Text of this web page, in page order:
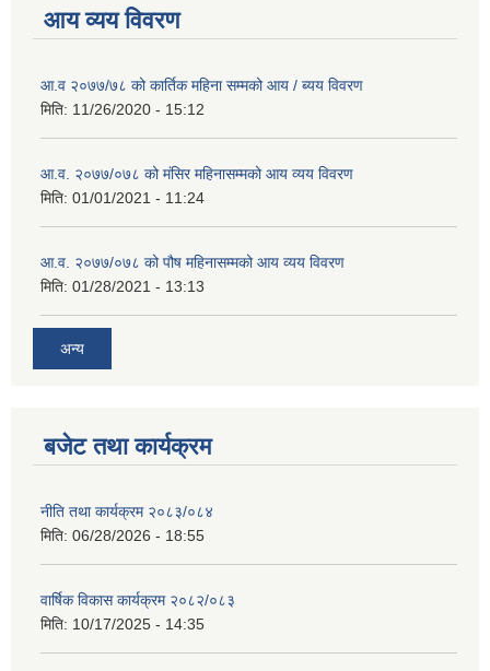
आय व्यय विवरण
आ.व २०७७/७८ को कार्तिक महिना सम्मको आय / ब्यय विवरण
मिति: 11/26/2020 - 15:12
आ.व. २०७७/०७८ को मंसिर महिनासम्मको आय व्यय विवरण
मिति: 01/01/2021 - 11:24
आ.व. २०७७/०७८ को पौष महिनासम्मको आय व्यय विवरण
मिति: 01/28/2021 - 13:13
अन्य
बजेट तथा कार्यक्रम
नीति तथा कार्यक्रम २०८३/०८४
मिति: 06/28/2026 - 18:55
वार्षिक विकास कार्यक्रम २०८२/०८३
मिति: 10/17/2025 - 14:35